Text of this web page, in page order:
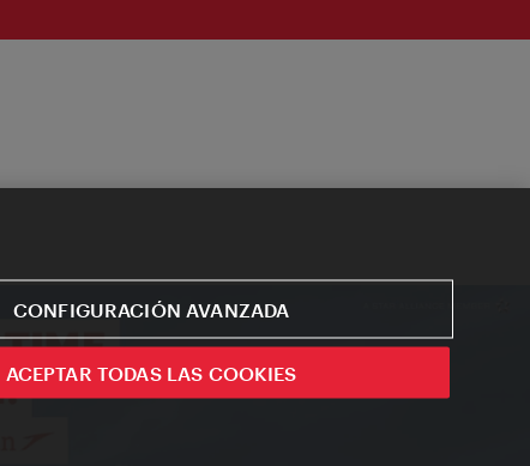
CONFIGURACIÓN AVANZADA
ACEPTAR TODAS LAS COOKIES